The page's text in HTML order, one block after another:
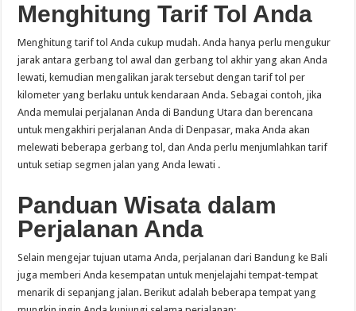
Menghitung Tarif Tol Anda
Menghitung tarif tol Anda cukup mudah. Anda hanya perlu mengukur
jarak antara gerbang tol awal dan gerbang tol akhir yang akan Anda
lewati, kemudian mengalikan jarak tersebut dengan tarif tol per
kilometer yang berlaku untuk kendaraan Anda. Sebagai contoh, jika
Anda memulai perjalanan Anda di Bandung Utara dan berencana
untuk mengakhiri perjalanan Anda di Denpasar, maka Anda akan
melewati beberapa gerbang tol, dan Anda perlu menjumlahkan tarif
untuk setiap segmen jalan yang Anda lewati .
Panduan Wisata dalam
Perjalanan Anda
Selain mengejar tujuan utama Anda, perjalanan dari Bandung ke Bali
juga memberi Anda kesempatan untuk menjelajahi tempat-tempat
menarik di sepanjang jalan. Berikut adalah beberapa tempat yang